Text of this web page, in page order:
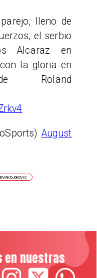
lleno de
el serbio
Alcaraz en
la gloria en
Roland
August
DJOKOVIC
en nuestras